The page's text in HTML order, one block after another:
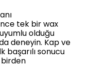
tek bir wax
olduğu
deneyin. Kap ve
başarılı sonucu
birden